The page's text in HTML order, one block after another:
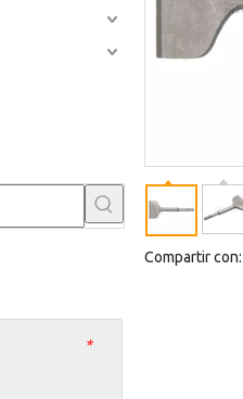
*
Compartir con: